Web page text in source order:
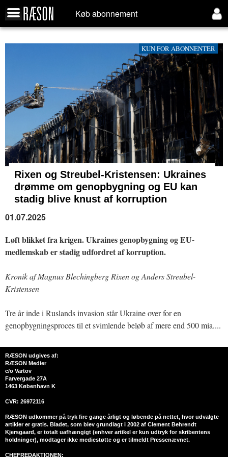
Køb abonnement
KUN FOR ABONNENTER
Rixen og Streubel-Kristensen: Ukraines
drømme om genopbygning og EU kan
stadig blive knust af korruption
01.07.2025
Løft blikket fra krigen. Ukraines genopbygning og EU-
medlemskab er stadig udfordret af korruption.
Kronik af Magnus Blechingberg Rixen og Anders Streubel-
Kristensen
Tre år inde i Ruslands invasion står Ukraine over for en
genopbygningsproces til et svimlende beløb af mere end 500 mia....
RÆSON udgives af:
RÆSON Medier
c/o Vartov
Farvergade 27A
1463 København K
CVR: 26972116
RÆSON udkommer på tryk fire gange årligt og løbende på nettet, hvor udvalgte
artikler er gratis. Bladet, som blev grundlagt i 2002 af Clement Behrendt
Kjersgaard, er totalt uafhængigt (enhver artikel er kun udtryk for skribentens
holdninger), modtager ikke mediestøtte og er tilmeldt Pressenævnet.
CHEFREDAKTIONEN: